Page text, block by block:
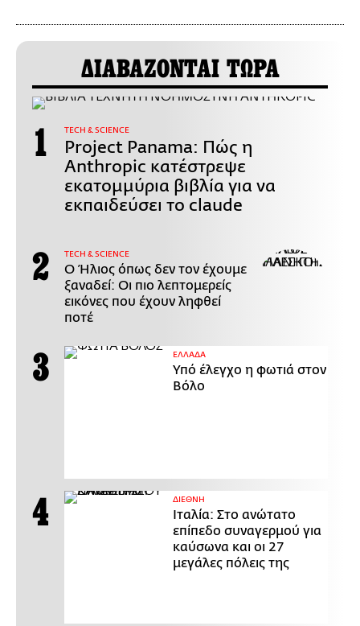
ΔΙΑΒΑΖΟΝΤΑΙ ΤΩΡΑ
ΤECH & SCIENCE
Project Panama: Πώς η
Anthropic κατέστρεψε
εκατομμύρια βιβλία για να
εκπαιδεύσει το claude
ΤECH & SCIENCE
Ο Ήλιος όπως δεν τον έχουμε
ξαναδεί: Οι πιο λεπτομερείς
εικόνες που έχουν ληφθεί
ποτέ
ΕΛΛΑΔΑ
Υπό έλεγχο η φωτιά στον
Βόλο
ΔΙΕΘΝΗ
Ιταλία: Στο ανώτατο
επίπεδο συναγερμού για
καύσωνα και οι 27
μεγάλες πόλεις της